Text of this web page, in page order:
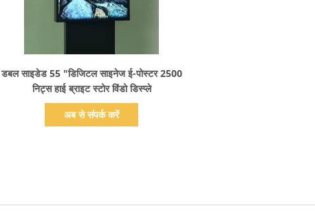
प्रदर्शन का विवरण
डबल साइडेड 55 "डिजिटल साइनेज ई-पोस्टर 2500
निट्स हाई ब्राइट स्टोर विंडो डिस्प्ले
अब से संपर्क करें